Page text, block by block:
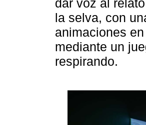
dar voz al
la selva, con
animaciones
mediante un
respirando.